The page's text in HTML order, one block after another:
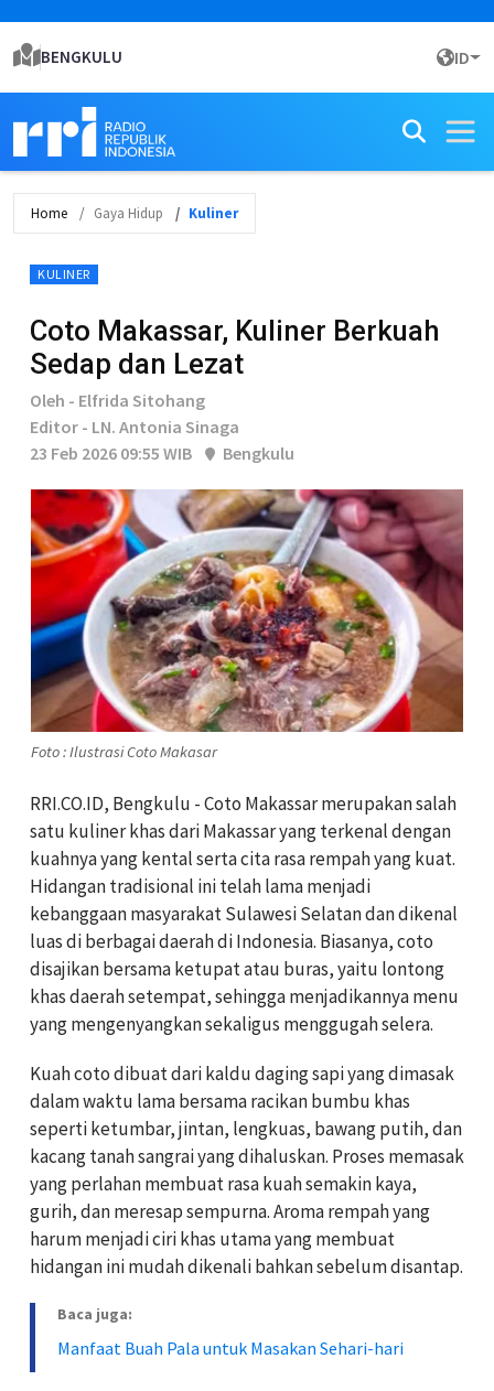
BENGKULU ID
Home Gaya Hidup Kuliner
KULINER
Coto Makassar, Kuliner Berkuah
Sedap dan Lezat
Oleh - Elfrida Sitohang
Editor - LN. Antonia Sinaga
23 Feb 2026 09:55 WIB
Bengkulu
Foto : Ilustrasi Coto Makasar
RRI.CO.ID, Bengkulu - Coto Makassar merupakan salah
satu kuliner khas dari Makassar yang terkenal dengan
kuahnya yang kental serta cita rasa rempah yang kuat.
Hidangan tradisional ini telah lama menjadi
kebanggaan masyarakat Sulawesi Selatan dan dikenal
luas di berbagai daerah di Indonesia. Biasanya, coto
disajikan bersama ketupat atau buras, yaitu lontong
khas daerah setempat, sehingga menjadikannya menu
yang mengenyangkan sekaligus menggugah selera.
Kuah coto dibuat dari kaldu daging sapi yang dimasak
dalam waktu lama bersama racikan bumbu khas
seperti ketumbar, jintan, lengkuas, bawang putih, dan
kacang tanah sangrai yang dihaluskan. Proses memasak
yang perlahan membuat rasa kuah semakin kaya,
gurih, dan meresap sempurna. Aroma rempah yang
harum menjadi ciri khas utama yang membuat
hidangan ini mudah dikenali bahkan sebelum disantap.
Baca juga:
Manfaat Buah Pala untuk Masakan Sehari-hari